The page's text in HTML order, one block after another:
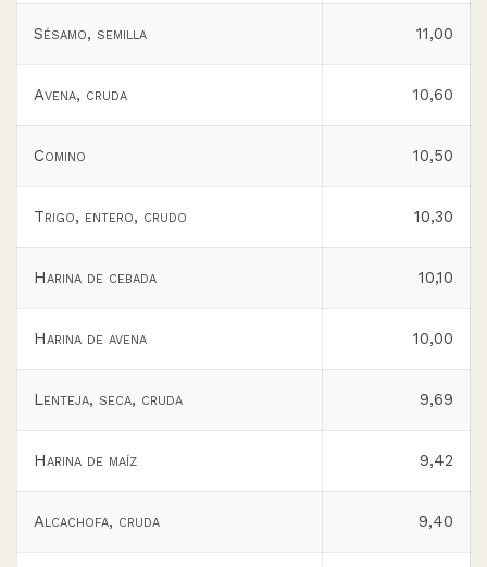
Sésamo, semilla 11,00
Avena, cruda 10,60
Comino 10,50
Trigo, entero, crudo 10,30
Harina de cebada 10,10
Harina de avena 10,00
Lenteja, seca, cruda 9,69
Harina de maíz 9,42
Alcachofa, cruda 9,40